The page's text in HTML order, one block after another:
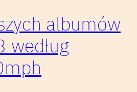
albumów
według